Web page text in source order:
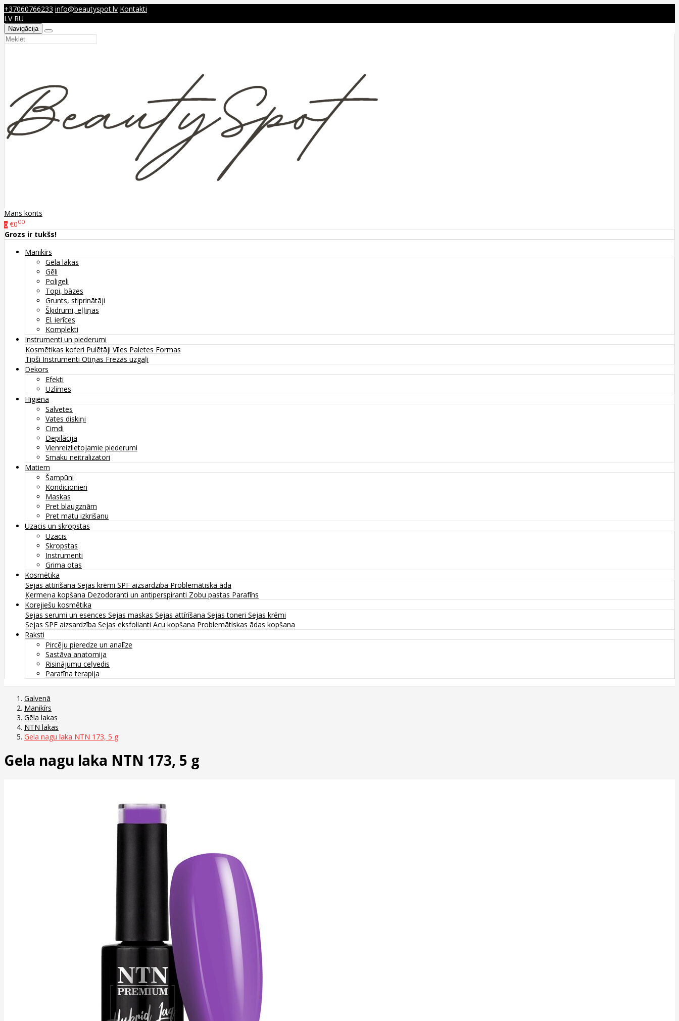
+37060766233 info@beautyspot.lv Kontakti
LV RU
Navigācija
Mans konts
0 €000
Grozs ir tukšs!
Manikīrs
Gēla lakas
Gēli
Poligeli
Topi, bāzes
Grunts, stiprinātāji
Šķidrumi, eļļiņas
El. ierīces
Komplekti
Instrumenti un piederumi
Kosmētikas koferi Pulētāji Vīles Paletes Formas
Tipši Instrumenti Otiņas Frezas uzgaļi
Dekors
Efekti
Uzlīmes
Higiēna
Salvetes
Vates diskiņi
Cimdi
Depilācija
Vienreizlietojamie piederumi
Smaku neitralizatori
Matiem
Šampūni
Kondicionieri
Maskas
Pret blaugznām
Pret matu izkrišanu
Uzacis un skropstas
Uzacis
Skropstas
Instrumenti
Grima otas
Kosmētika
Sejas attīrīšana Sejas krēmi SPF aizsardzība Problemātiska āda
Ķermeņa kopšana Dezodoranti un antiperspiranti Zobu pastas Parafīns
Korejiešu kosmētika
Sejas serumi un esences Sejas maskas Sejas attīrīšana Sejas toneri Sejas krēmi
Sejas SPF aizsardzība Sejas eksfolianti Acu kopšana Problemātiskas ādas kopšana
Raksti
Pircēju pieredze un analīze
Sastāva anatomija
Risinājumu ceļvedis
Parafīna terapija
Galvenā
Manikīrs
Gēla lakas
NTN lakas
Gela nagu laka NTN 173, 5 g
Gela nagu laka NTN 173, 5 g